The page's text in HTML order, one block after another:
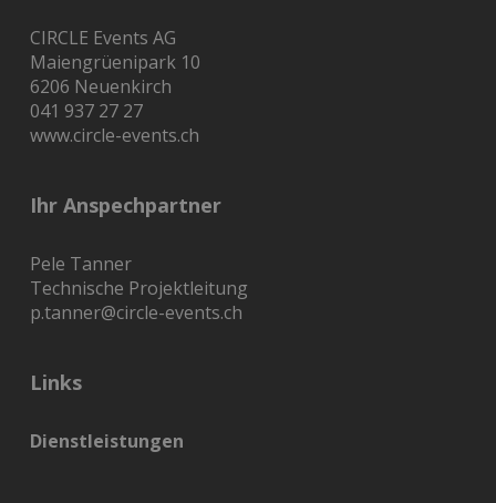
CIRCLE Events AG
Maiengrüenipark 10
6206 Neuenkirch
041 937 27 27
www.circle-events.ch
Ihr Anspechpartner
Pele Tanner
Technische Projektleitung
p.tanner@circle-events.ch
Links
Dienstleistungen